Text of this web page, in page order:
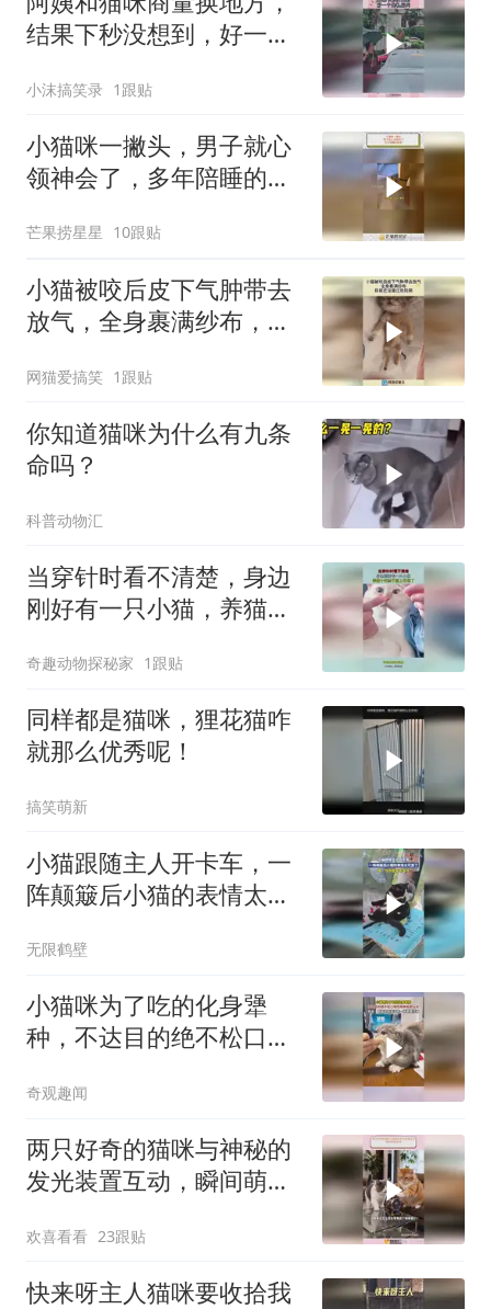
结果下秒没想到，好一个
小沫搞笑录 1跟贴
小猫咪一撇头，男子就心
领神会了，多年陪睡的默
芒果捞星星 10跟贴
小猫被咬后皮下气肿带去
放气，全身裹满纱布，目
网猫爱搞笑 1跟贴
你知道猫咪为什么有九条
命吗？
科普动物汇
当穿针时看不清楚，身边
刚好有一只小猫，养猫十
奇趣动物探秘家 1跟贴
同样都是猫咪，狸花猫咋
就那么优秀呢！
搞笑萌新
小猫跟随主人开卡车，一
阵颠簸后小猫的表情太可
无限鹤壁
小猫咪为了吃的化身犟
种，不达目的绝不松口，
奇观趣闻
两只好奇的猫咪与神秘的
发光装置互动，瞬间萌翻
欢喜看看 23跟贴
快来呀主人猫咪要收拾我